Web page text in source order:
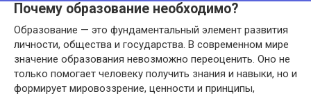
Почему образование необходимо?
Образование — это фундаментальный элемент развития
личности, общества и государства. В современном мире
значение образования невозможно переоценить. Оно не
только помогает человеку получить знания и навыки, но и
формирует мировоззрение, ценности и принципы,